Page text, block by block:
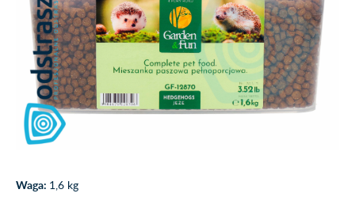
Waga: 1,6 kg